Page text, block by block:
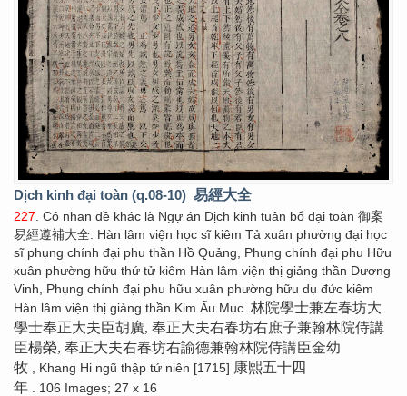
Dịch kinh đại toàn (q.08-10) 易經大全
227 . Có nhan đề khác là Ngự án Dịch kinh tuân bổ đại toàn 御案
易經遵補大全. Hàn lâm viện học sĩ kiêm Tả xuân phường đại học
sĩ phụng chính đại phu thần Hồ Quảng, Phụng chính đại phu Hữu
xuân phường hữu thứ tử kiêm Hàn lâm viện thị giảng thần Dương
Vinh, Phụng chính đại phu hữu xuân phường hữu dụ đức kiêm
Hàn lâm viện thị giảng thần Kim Ấu Mục 林院學士兼左春坊大
學士奉正大夫臣胡廣, 奉正大夫右春坊右庶子兼翰林院侍講
臣楊榮, 奉正大夫右春坊右諭德兼翰林院侍講臣金幼
牧 , Khang Hi ngũ thập tứ niên [1715] 康熙五十四
年 . 106 Images; 27 x 16